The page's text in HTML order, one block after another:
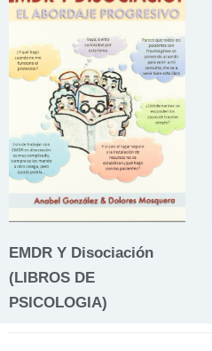
EMDR Y Disociación
(LIBROS DE
PSICOLOGIA)